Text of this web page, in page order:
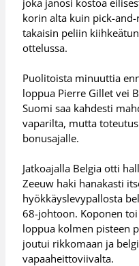
korin alta kuin pick-
takaisin peliin
ottelussa.
Puolitoista minuuttia
loppua Pierre Gillet vei
Suomi saa kahdesti
vaparilta, mutta
bonusajalle.
Jatkoajalla Belgia otti
Zeeuw haki hanakasti
hyökkäyslevypallosta
68-johtoon. Koponen
loppua kolmen pisteen
joutui rikkomaan ja
vapaaheittoviivalta.